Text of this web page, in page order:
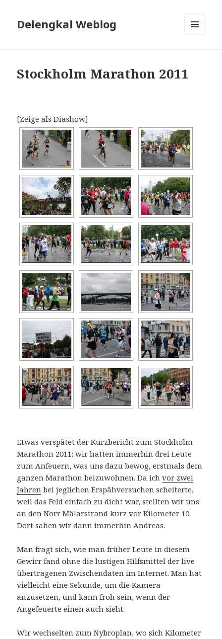
Delengkal Weblog
Stockholm Marathon 2011
[Zeige als Diashow]
Etwas verspätet der Kurzbericht zum Stockholm
Marathon 2011: wir hatten immerhin drei Leute
zum Anfeuern, was uns dazu bewog, erstmals dem
ganzen Marathon beizuwohnen. Da ichvor zwei
Jahren bei jeglichen Erspähversuchen scheiterte,
weil das Feld einfach zu dicht war, stellten wir uns
an den Norr Mälarstrand kurz vor Kilometer 10.
Dort sahen wir dann immerhin Andreas.
Man fragt sich, wie man früher Leute in diesem
Gewirr fand ohne die lustigen Hilfsmittel der live
übertragenen Zwischendaten im Internet. Man hat
vielleicht eine Sekunde, um die Kamera
anzusetzen, und kann froh sein, wenn der
Angefeuerte einen auch sieht.
Wir wechselten zum Nybroplan, wo sich Kilometer